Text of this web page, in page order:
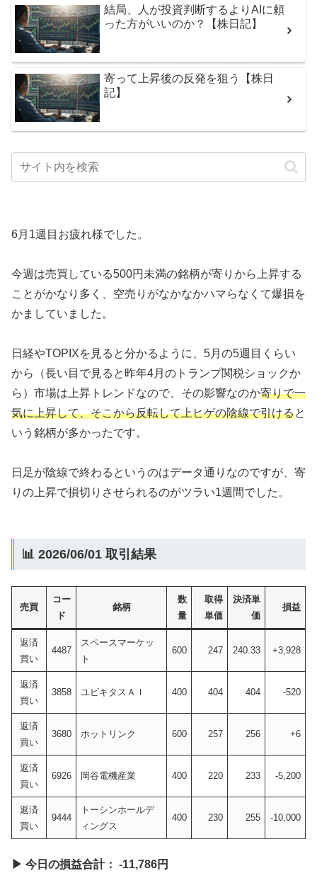
結局、人が投資判断するよりAIに頼
った方がいいのか？【株日記】
寄って上昇後の反発を狙う【株日
記】
6月1週目お疲れ様でした。
今週は売買している500円未満の銘柄が寄りから上昇する
ことがかなり多く、空売りがなかなかハマらなくて爆損を
かましていました。
日経やTOPIXを見ると分かるように、5月の5週目くらい
から（長い目で見ると昨年4月のトランプ関税ショックか
ら）市場は上昇トレンドなので、その影響なのか寄りで一
気に上昇して、そこから反転して上ヒゲの陰線で引けると
いう銘柄が多かったです。
日足が陰線で終わるというのはデータ通りなのですが、寄
りの上昇で損切りさせられるのがツラい1週間でした。
📊 2026/06/01 取引結果
売買
コー
ド
銘柄
数
量
取得
単価
決済単
価
損益
返済
買い
4487
スペースマーケッ
ト
600 247 240.33 +3,928
返済
買い
3858 ユビキタスＡＩ 400 404 404 -520
返済
買い
3680 ホットリンク 600 257 256 +6
返済
買い
6926 岡谷電機産業 400 220 233 -5,200
返済
買い
9444
トーシンホールデ
ィングス
400 230 255 -10,000
▶ 今日の損益合計： -11,786円